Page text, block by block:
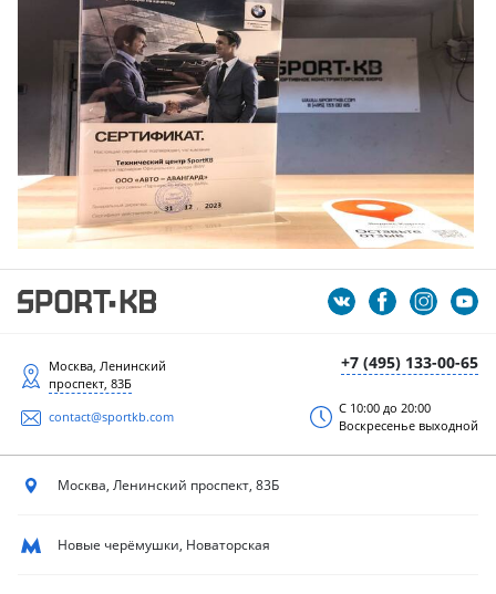
+7 (495) 133-00-65
Москва, Ленинский
проспект, 83Б
contact@sportkb.com
С 10:00 до 20:00
Воскресенье выходной
Москва, Ленинский проспект, 83Б
Новые черёмушки, Новаторская